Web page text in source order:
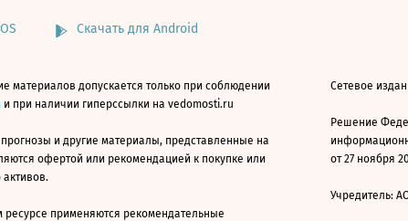
Скачать для Android
материалов допускается только при соблюдении
и при наличии гиперссылки на vedomosti.ru
прогнозы и другие материалы, представленные на
офертой или рекомендацией к покупке или
применяются рекомендательные
Сетевое
Решение
от 27 ноября
Учредитель: